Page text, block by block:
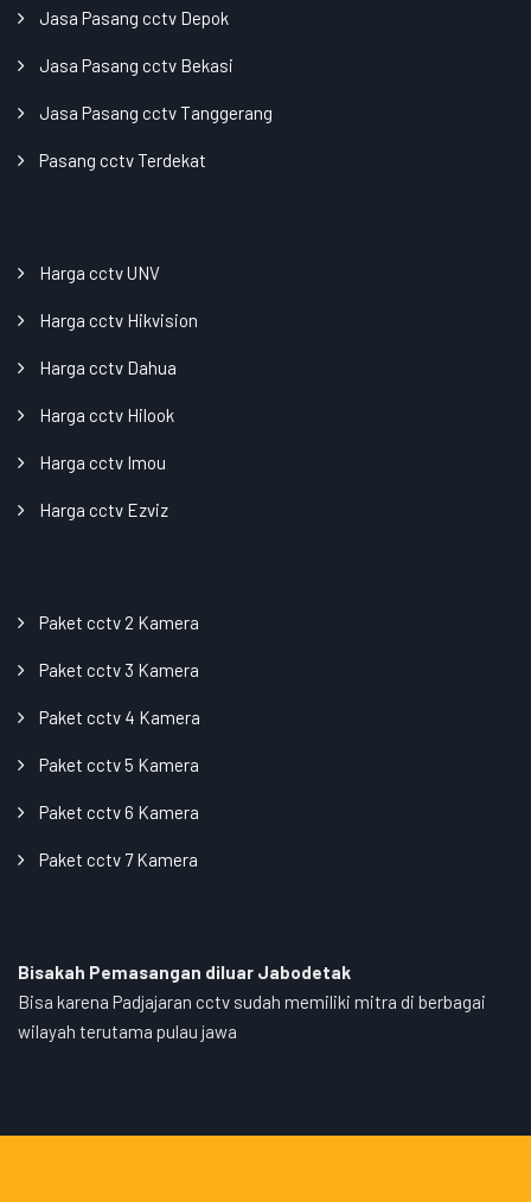
Jasa Pasang cctv Depok
Jasa Pasang cctv Bekasi
Jasa Pasang cctv Tanggerang
Pasang cctv Terdekat
Harga cctv UNV
Harga cctv Hikvision
Harga cctv Dahua
Harga cctv Hilook
Harga cctv Imou
Harga cctv Ezviz
Paket cctv 2 Kamera
Paket cctv 3 Kamera
Paket cctv 4 Kamera
Paket cctv 5 Kamera
Paket cctv 6 Kamera
Paket cctv 7 Kamera
Bisakah Pemasangan diluar Jabodetak
Bisa karena Padjajaran cctv sudah memiliki mitra di berbagai
wilayah terutama pulau jawa